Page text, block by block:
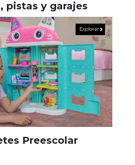
pistas y garajes
Preescolar